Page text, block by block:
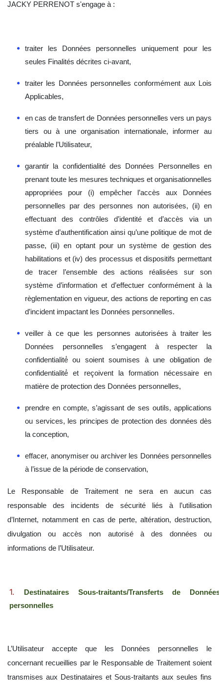
JACKY PERRENOT s'engage à :
traiter les Données personnelles uniquement pour les
seules Finalités décrites ci-avant,
traiter les Données personnelles conformément aux Lois
Applicables,
en cas de transfert de Données personnelles vers un pays
tiers ou à une organisation internationale, informer au
préalable l’Utilisateur,
garantir la confidentialité des Données Personnelles en
prenant toute les mesures techniques et organisationnelles
appropriées pour (i) empêcher l’accès aux Données
personnelles par des personnes non autorisées, (ii) en
effectuant des contrôles d’identité et d’accès via un
système d’authentification ainsi qu’une politique de mot de
passe, (iii) en optant pour un système de gestion des
habilitations et (iv) des processus et dispositifs permettant
de tracer l’ensemble des actions réalisées sur son
système d’information et d’effectuer conformément à la
règlementation en vigueur, des actions de reporting en cas
d’incident impactant les Données personnelles.
veiller à ce que les personnes autorisées à traiter les
Données personnelles s’engagent à respecter la
confidentialité́ ou soient soumises à une obligation de
confidentialité́ et reçoivent la formation nécessaire en
matière de protection des Données personnelles,
prendre en compte, s’agissant de ses outils, applications
ou services, les principes de protection des données dès
la conception,
effacer, anonymiser ou archiver les Données personnelles
à l’issue de la période de conservation,
Le Responsable de Traitement ne sera en aucun cas
responsable des incidents de sécurité liés à l’utilisation
d’Internet, notamment en cas de perte, altération, destruction,
divulgation ou accès non autorisé à des données ou
informations de l’Utilisateur.
Destinataires Sous-traitants/Transferts de
personnelles
L’Utilisateur accepte que les Données personnelles le
concernant recueillies par le Responsable de Traitement soient
transmises aux Destinataires et Sous-traitants aux seules fins